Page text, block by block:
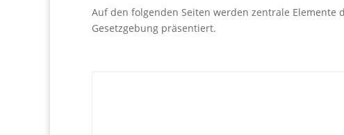
Auf den folgenden Seiten werden zentrale
Gesetzgebung präsentiert.